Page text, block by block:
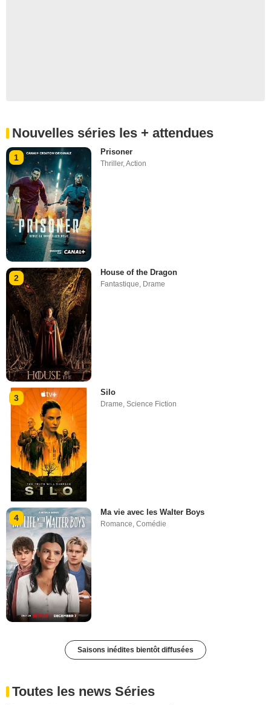
Nouvelles séries les + attendues
1
Prisoner
Thriller,Action
2
House of the Dragon
Fantastique Drame
3
Silo
Drame,Science Fiction
4
Ma vie avec les Walter Boys
Romance,Comédie
Saisons inédites bientôt diffusées
Toutes les news Séries